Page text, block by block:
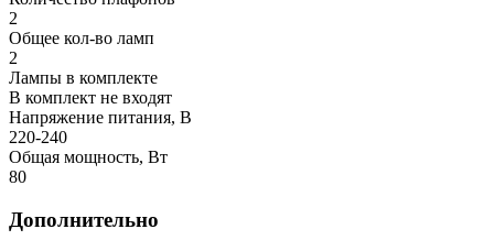
2
Общее кол-во ламп
2
Лампы в комплекте
В комплект не входят
Напряжение питания, В
220-240
Общая мощность, Вт
80
Дополнительно